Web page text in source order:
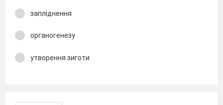
запліднення
органогенезу
утворення зиготи